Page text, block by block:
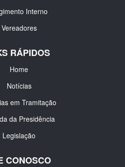
Interno
Vereadores
RÁPIDOS
Home
Notícias
em Tramitação
da Presidência
Legislação
CONOSCO